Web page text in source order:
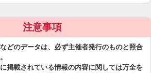
注意事項
どのデータは、必ず主催者発行のものと照合
掲載されている情報の内容に関しては万全を